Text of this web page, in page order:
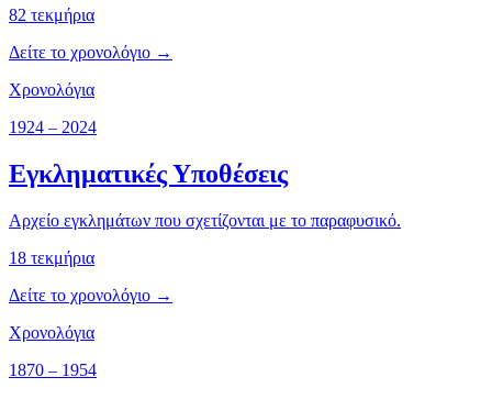
82 τεκμήρια
Δείτε το χρονολόγιο →
Χρονολόγια
1924 – 2024
Εγκληματικές Υποθέσεις
Αρχείο εγκλημάτων που σχετίζονται με το παραφυσικό.
18 τεκμήρια
Δείτε το χρονολόγιο →
Χρονολόγια
1870 – 1954